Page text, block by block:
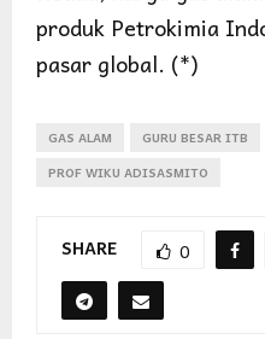
produk Petrokimia
pasar global. (*)
GAS ALAM GURU BESAR ITB
PROF WIKU ADISASMITO
SHARE 0